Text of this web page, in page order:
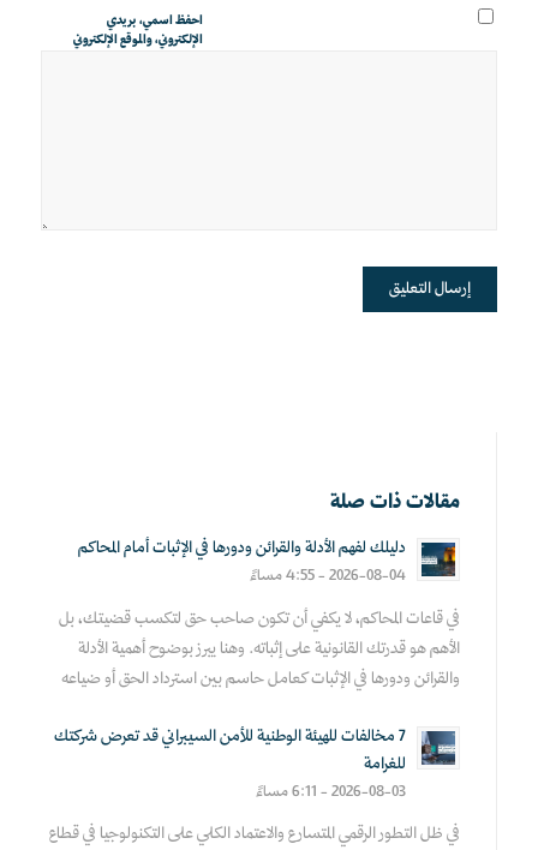
احفظ اسمي، بريدي
الإلكتروني، والموقع الإلكتروني
مقالات ذات صلة
دليلك لفهم الأدلة والقرائن ودورها في الإثبات أمام المحاكم
2026-08-04 - 4:55 مساءً
في قاعات المحاكم، لا يكفي أن تكون صاحب حق لتكسب قضيتك، بل
الأهم هو قدرتك القانونية على إثباته. وهنا يبرز بوضوح أهمية الأدلة
والقرائن ودورها في الإثبات كعامل حاسم بين استرداد الحق أو ضياعه
7 مخالفات للهيئة الوطنية للأمن السيبراني قد تعرض شركتك
للغرامة
2026-08-03 - 6:11 مساءً
في ظل التطور الرقمي المتسارع والاعتماد الكلي على التكنولوجيا في قطاع